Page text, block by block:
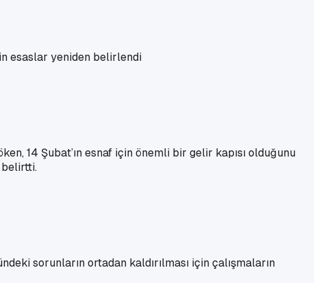
esaslar yeniden belirlendi
14 Şubat’ın esnaf için önemli bir gelir kapısı olduğunu
belirtti.
sorunların ortadan kaldırılması için çalışmaların